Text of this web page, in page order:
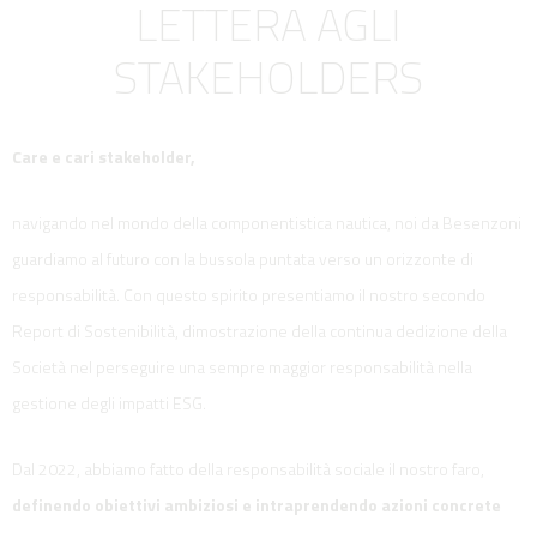
LETTERA AGLI
STAKEHOLDERS
Care e cari stakeholder,
navigando nel mondo della componentistica nautica, noi da Besenzoni
guardiamo al futuro con la bussola puntata verso un orizzonte di
responsabilità. Con questo spirito presentiamo il nostro secondo
Report di Sostenibilità, dimostrazione della continua dedizione della
Società nel perseguire una sempre maggior responsabilità nella
gestione degli impatti ESG.
Dal 2022, abbiamo fatto della responsabilità sociale il nostro faro,
definendo obiettivi ambiziosi e intraprendendo azioni concrete